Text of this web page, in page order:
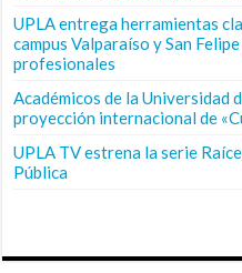
UPLA entrega herramientas
campus Valparaíso y San
profesionales
Académicos de la Universidad
proyección internacional de
UPLA TV estrena la serie
Pública